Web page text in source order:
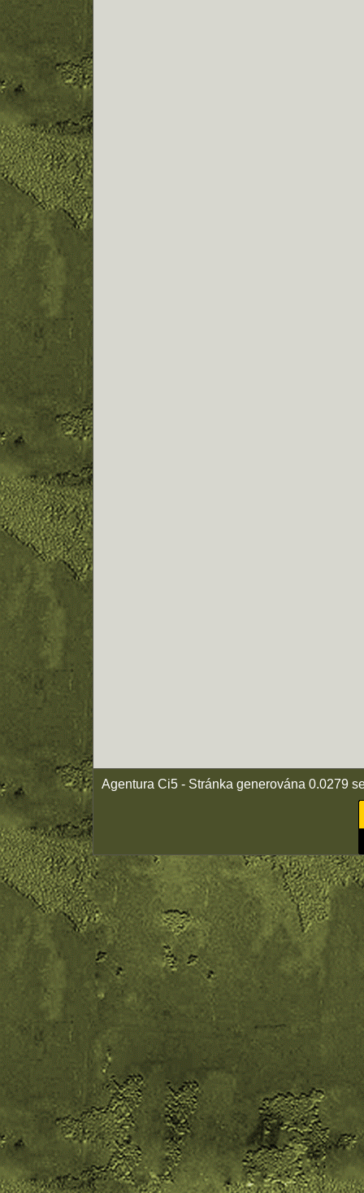
Agentura Ci5 - Stránka generována 0.0279